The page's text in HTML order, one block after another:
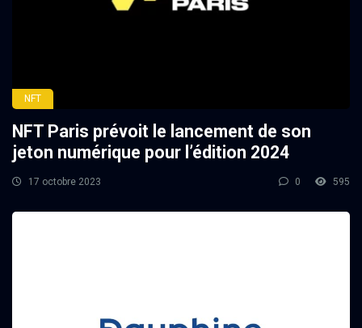
NFT
NFT Paris prévoit le lancement de son
jeton numérique pour l’édition 2024
17 octobre 2023 0 595